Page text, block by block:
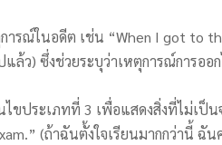
ารณ์ในอดีต เช่น “When I got to
ล้ว) ซึ่งช่วยระบุว่าเหตุการณ์การออ
ไขประเภทที่ 3 เพื่อแสดงสิ่งที่ไม่เป็
(ถ้าฉันตั้งใจเรียนมากกว่านี้ ฉั